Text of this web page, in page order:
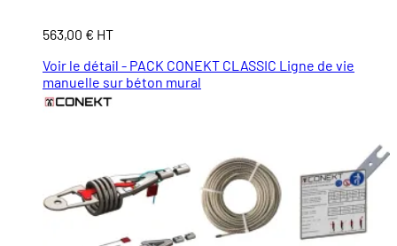
563,00 € HT
Voir le détail - PACK CONEKT CLASSIC Ligne de vie
manuelle sur béton mural